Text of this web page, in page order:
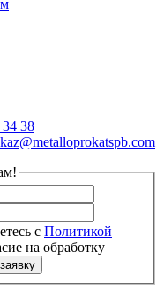
38
Политикой